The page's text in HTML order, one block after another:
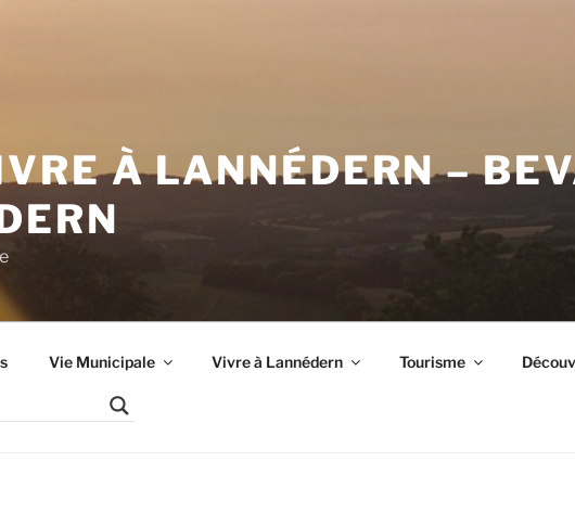
À LANNÉDERN –
Vie Municipale Vivre à Lannédern Tourisme